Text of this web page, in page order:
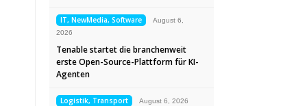
IT, NewMedia, Software
August 6,
2026
Tenable startet die branchenweit
erste Open-Source-Plattform für KI-
Agenten
Logistik, Transport August 6, 2026